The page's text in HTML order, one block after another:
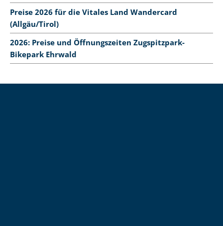
Preise 2026 für die Vitales Land Wandercard
(Allgäu/Tirol)
2026: Preise und Öffnungszeiten Zugspitzpark-
Bikepark Ehrwald